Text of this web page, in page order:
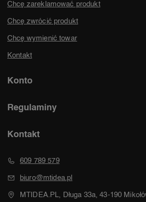
Chcę zareklamować produkt
Chcę zwrócić produkt
Chcę wymienić towar
Kontakt
Konto
Regulaminy
Kontakt
609 789 579
biuro@mtidea.pl
MTIDEA.PL, Długa 33a, 43-190